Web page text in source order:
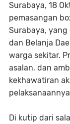
Surabaya, 18
pemasangan
Surabaya,
dan Belanja
warga sekitar.
asalan, dan
kekhawatiran
Di kutip dari